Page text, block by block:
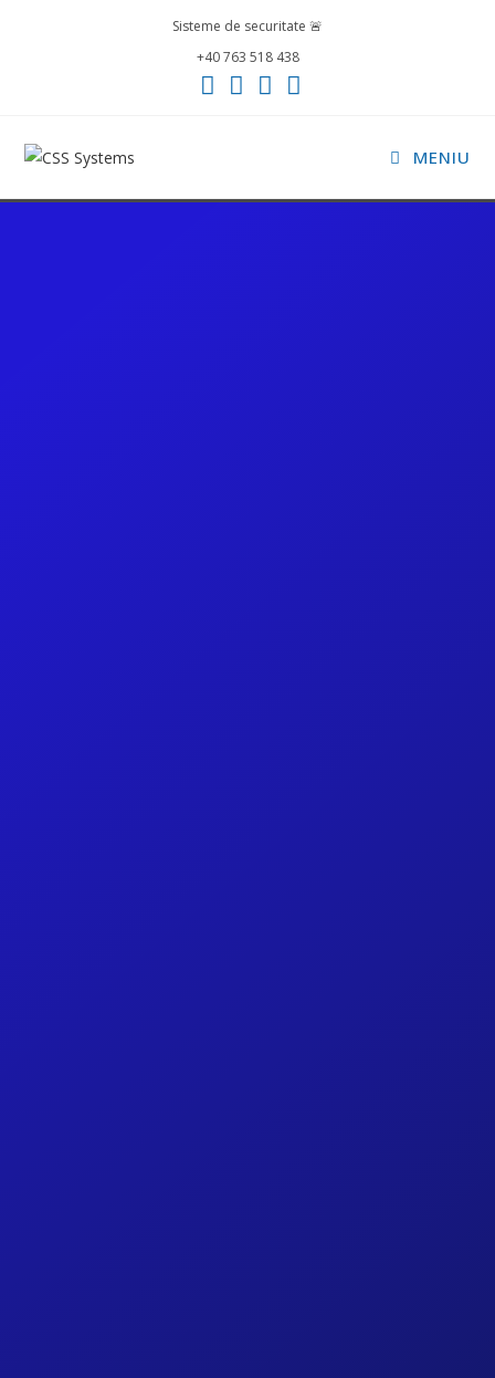
Sisteme de securitate 🚨
+40 763 518 438
MENIU